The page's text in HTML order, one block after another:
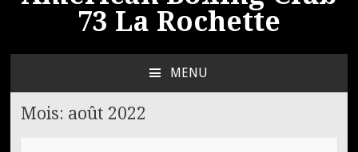
73 La Rochette
MENU
CONTENU
Mois: août 2022